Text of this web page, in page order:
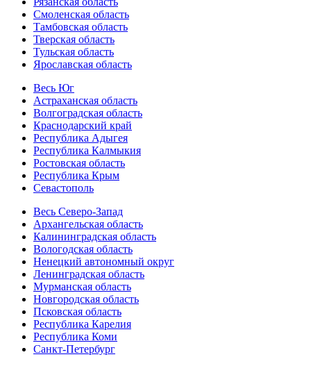
Смоленская область
Тамбовская область
Тверская область
Тульская область
Ярославская область
Весь Юг
Астраханская область
Волгоградская область
Краснодарский край
Республика Адыгея
Республика Калмыкия
Ростовская область
Республика Крым
Севастополь
Весь Северо-Запад
Архангельская область
Калининградская область
Вологодская область
Ненецкий автономный округ
Ленинградская область
Мурманская область
Новгородская область
Псковская область
Республика Карелия
Республика Коми
Санкт-Петербург